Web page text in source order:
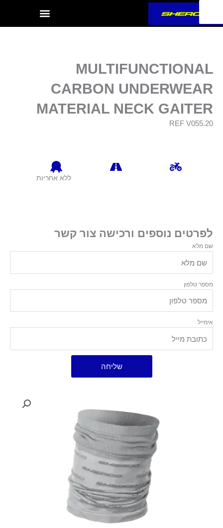
MULTIFUNCTIONAL
CARBON UNDERWEAR
MATERIAL NECK GAITER
REF V055.20
ללא אחריות
לפרטים נוספים ורכישה צור קשר
שם מלא
מספר טלפון
אימייל
שליחה